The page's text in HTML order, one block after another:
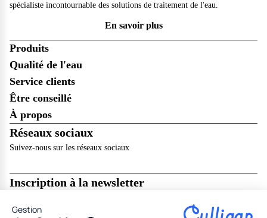
Gestion
spécialiste incontournable des solutions de traitement de l'eau.
En savoir plus
Produits
Qualité de l'eau
Service clients
Être conseillé
À propos
Réseaux sociaux
Suivez-nous sur les réseaux sociaux
Inscription à la newsletter